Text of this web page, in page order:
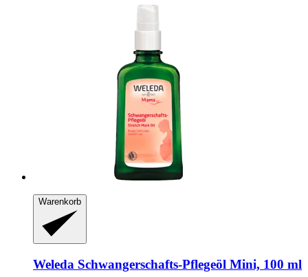
Warenkorb
Weleda Schwangerschafts-​Pflegeöl Mini, 100 ml